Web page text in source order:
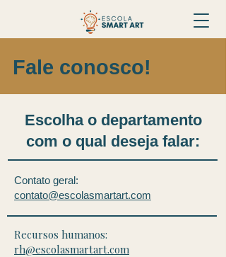
Fale conosco!
Escolha o departamento
com o qual deseja falar:
Contato geral:
contato@escolasmartart.com
Recursos humanos:
rh@escolasmartart.com